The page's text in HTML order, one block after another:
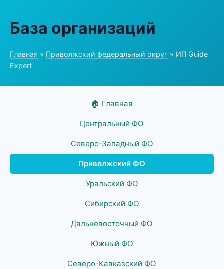
База организаций
Главная » Приволжский федеральный округ » ИП Guide
Expert
🏠 Главная
Центральный ФО
Северо-Западный ФО
Приволжский ФО
Уральский ФО
Сибирский ФО
Дальневосточный ФО
Южный ФО
Северо-Кавказский ФО